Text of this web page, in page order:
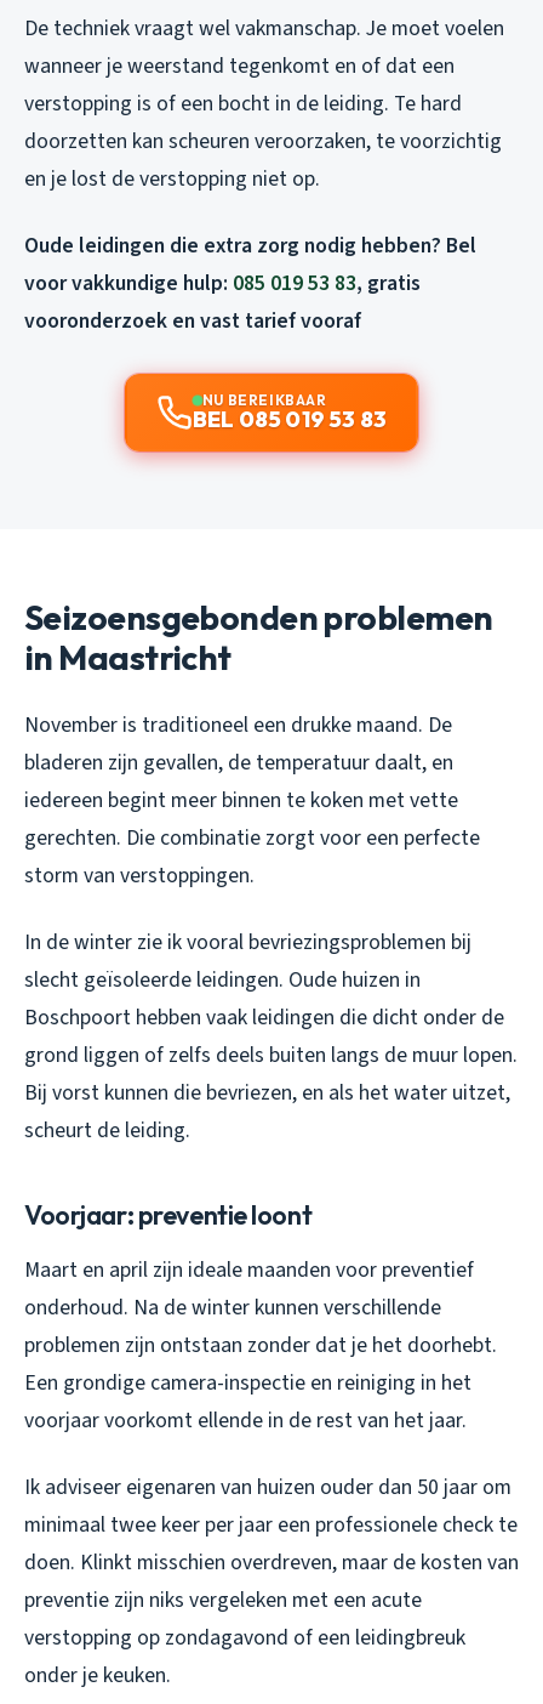
De techniek vraagt wel vakmanschap. Je moet voelen
wanneer je weerstand tegenkomt en of dat een
verstopping is of een bocht in de leiding. Te hard
doorzetten kan scheuren veroorzaken, te voorzichtig
en je lost de verstopping niet op.
Oude leidingen die extra zorg nodig hebben? Bel
voor vakkundige hulp: 085 019 53 83, gratis
vooronderzoek en vast tarief vooraf
NU BEREIKBAAR
BEL 085 019 53 83
Seizoensgebonden problemen
in Maastricht
November is traditioneel een drukke maand. De
bladeren zijn gevallen, de temperatuur daalt, en
iedereen begint meer binnen te koken met vette
gerechten. Die combinatie zorgt voor een perfecte
storm van verstoppingen.
In de winter zie ik vooral bevriezingsproblemen bij
slecht geïsoleerde leidingen. Oude huizen in
Boschpoort hebben vaak leidingen die dicht onder de
grond liggen of zelfs deels buiten langs de muur lopen.
Bij vorst kunnen die bevriezen, en als het water uitzet,
scheurt de leiding.
Voorjaar: preventie loont
Maart en april zijn ideale maanden voor preventief
onderhoud. Na de winter kunnen verschillende
problemen zijn ontstaan zonder dat je het doorhebt.
Een grondige camera-inspectie en reiniging in het
voorjaar voorkomt ellende in de rest van het jaar.
Ik adviseer eigenaren van huizen ouder dan 50 jaar om
minimaal twee keer per jaar een professionele check te
doen. Klinkt misschien overdreven, maar de kosten van
preventie zijn niks vergeleken met een acute
verstopping op zondagavond of een leidingbreuk
onder je keuken.